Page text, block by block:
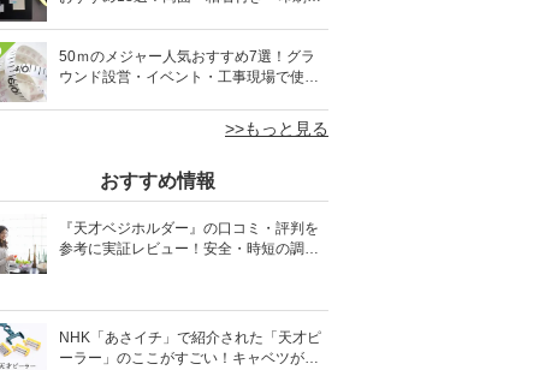
50ｍのメジャー人気おすすめ7選！グラ
ウンド設営・イベント・工事現場で使え
>>もっと見る
おすすめ情報
『天才ベジホルダー』の口コミ・評判を
参考に実証レビュー！安全・時短の調理
NHK「あさイチ」で紹介された「天才ピ
ーラー」のここがすごい！キャベツがほ